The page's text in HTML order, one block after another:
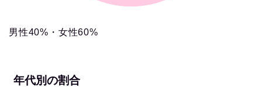
男性40%・女性60%
年代別の割合